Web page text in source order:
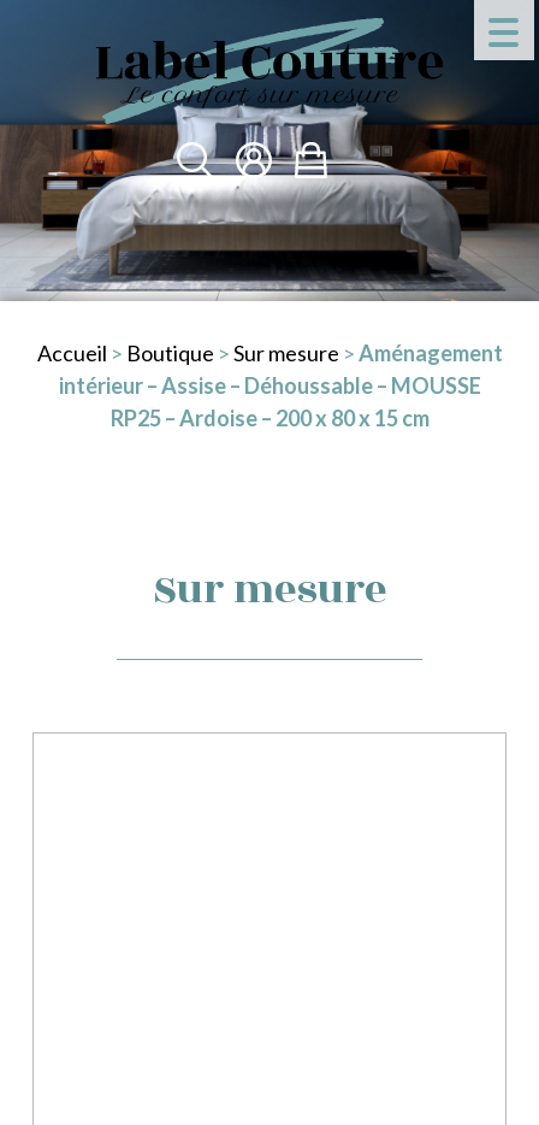
Accueil > Boutique >Sur mesure >Aménagement
intérieur – Assise – Déhoussable – MOUSSE
RP25 – Ardoise – 200 x 80 x 15 cm
Sur mesure